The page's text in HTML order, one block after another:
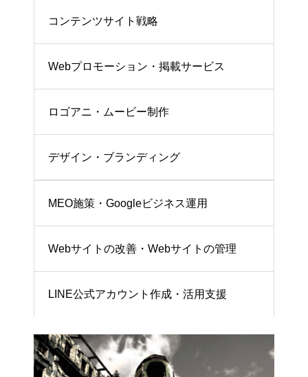
コンテンツサイト戦略
Webプロモーション・掲載サービス
ロゴアニ・ムービー制作
デザイン・ブランディング
MEO施策・Googleビジネス運用
Webサイトの改善・Webサイトの管理
LINE公式アカウント作成・活用支援